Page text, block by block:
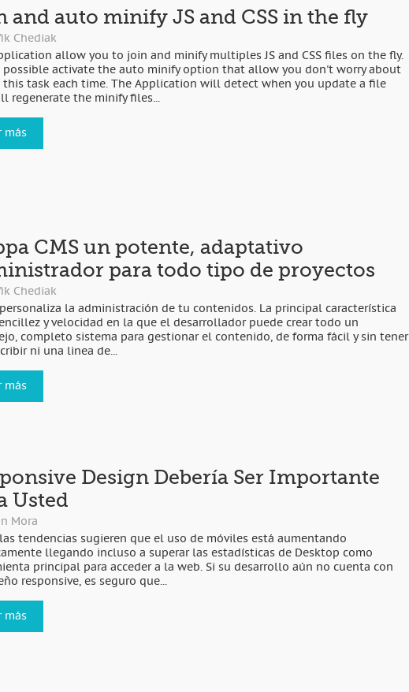
and auto minify JS and CSS in the fly
Chediak
allow you to join and minify multiples JS and CSS files on the fly.
possible activate the auto minify option that allow you don't worry about
this task each time. The Application will detect when you update a file
regenerate the minify files...
más
CMS un potente, adaptativo
para todo tipo de proyectos
Chediak
personaliza la administración de tu contenidos. La principal característica
y velocidad en la que el desarrollador puede crear todo un
completo sistema para gestionar el contenido, de forma fácil y sin tener
ni una linea de...
más
Design Debería Ser Importante
Usted
Mora
tendencias sugieren que el uso de móviles está aumentando
llegando incluso a superar las estadísticas de Desktop como
principal para acceder a la web. Si su desarrollo aún no cuenta con
responsive, es seguro que...
más